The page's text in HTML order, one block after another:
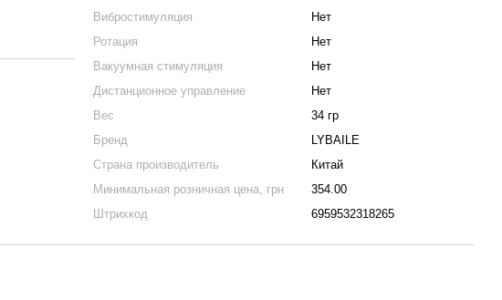
Вибростимуляция
Нет
Ротация
Нет
Вакуумная стимуляция
Нет
Дистанционное управление
Нет
Вес
34 гр
Бренд
LYBAILE
Страна производитель
Китай
Минимальная розничная цена, грн
354.00
Штрихкод
6959532318265